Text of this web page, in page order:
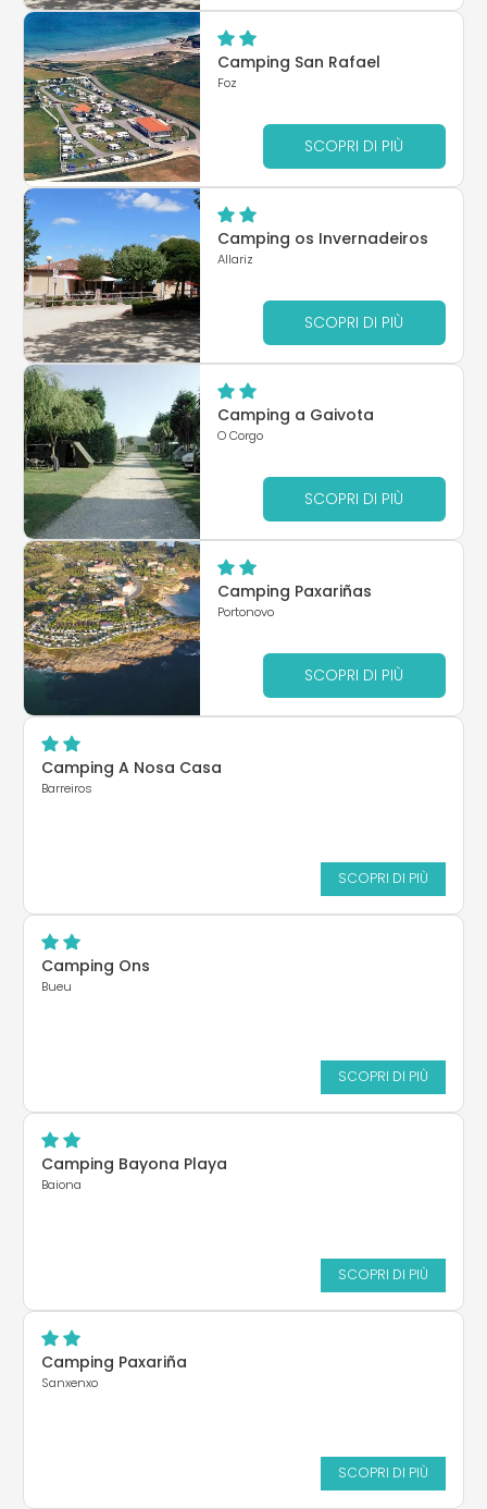
Camping San Rafael
Foz
SCOPRI DI PIÙ
Camping os Invernadeiros
Allariz
SCOPRI DI PIÙ
Camping a Gaivota
O Corgo
SCOPRI DI PIÙ
Camping Paxariñas
Portonovo
SCOPRI DI PIÙ
Camping A Nosa Casa
Barreiros
SCOPRI DI PIÙ
Camping Ons
Bueu
SCOPRI DI PIÙ
Camping Bayona Playa
Baiona
SCOPRI DI PIÙ
Camping Paxariña
Sanxenxo
SCOPRI DI PIÙ